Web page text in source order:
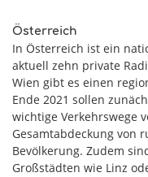
Österreich
In Österreich ist ein
aktuell zehn private
Wien gibt es einen
Ende 2021 sollen
wichtige Verkehrswege
Gesamtabdeckung von
Bevölkerung. Zudem
Großstädten wie Linz